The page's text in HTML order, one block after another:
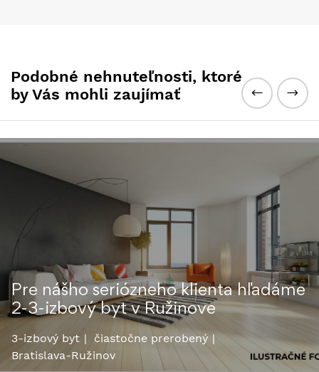
Podobné nehnuteľnosti, ktoré
by Vás mohli zaujímať
PRE HOTOVOSTNÉHO KLIENTA
HĽADÁME 3-4 IZB. BYT V
PÔVODNOM STAVE V BRATISLAVE
3-izbový byt pôvodný